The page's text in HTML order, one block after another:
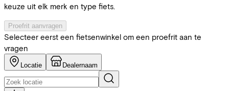
keuze uit elk merk en type fiets.
Proefrit aanvragen
Selecteer eerst een fietsenwinkel om een proefrit aan te
vragen
Locatie Dealernaam